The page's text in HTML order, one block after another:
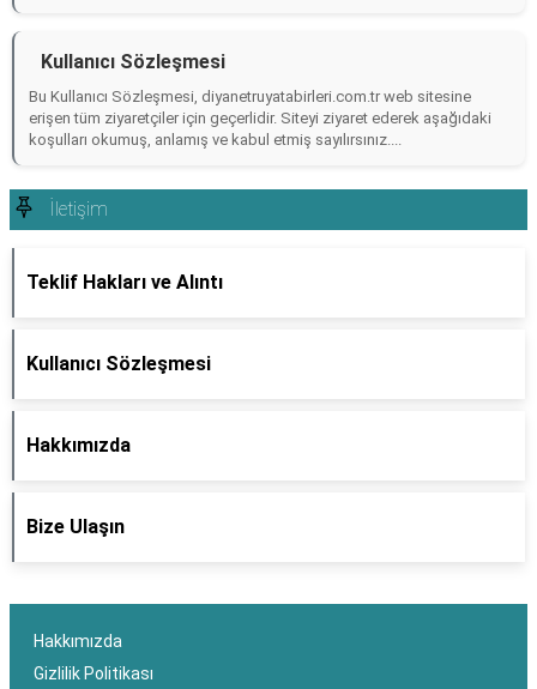
Kullanıcı Sözleşmesi
Bu Kullanıcı Sözleşmesi, diyanetruyatabirleri.com.tr web sitesine
erişen tüm ziyaretçiler için geçerlidir. Siteyi ziyaret ederek aşağıdaki
koşulları okumuş, anlamış ve kabul etmiş sayılırsınız....
İletişim
Teklif Hakları ve Alıntı
Kullanıcı Sözleşmesi
Hakkımızda
Bize Ulaşın
Hakkımızda
Gizlilik Politikası